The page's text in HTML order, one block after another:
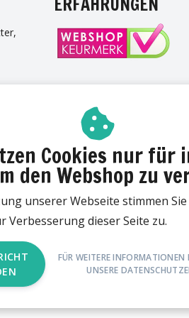
Cookies nur für
den Webshop zu
unserer Webseite stimmen Sie
Verbesserung dieser Seite zu.
FÜR WEITERE INFORMATIONEN
UNSERE